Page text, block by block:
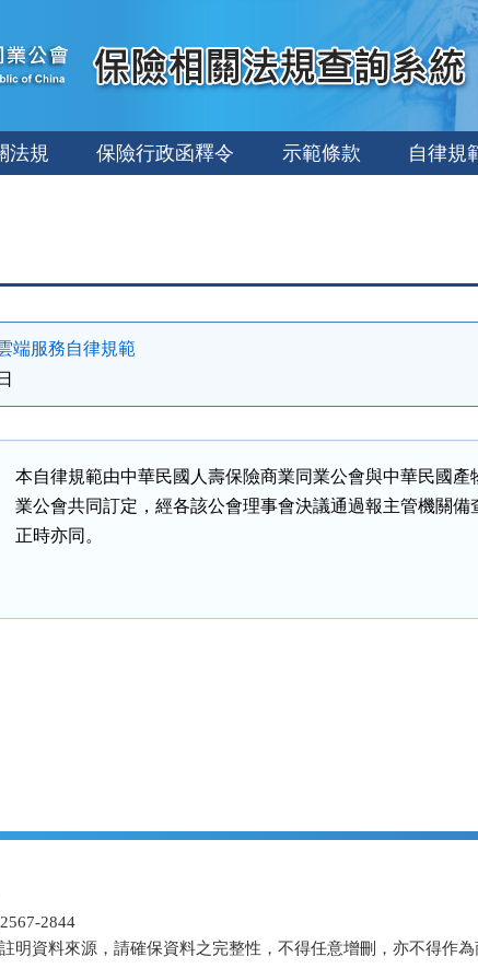
法規 保險行政函釋令 示範條款 自律規
端服務自律規範
本自律規範由中華民國人壽保險商業同業公會與中華民國產
業公會共同訂定，經各該公會理事會決議通過報主管機關備
正時亦同。
2844
明資料來源，請確保資料之完整性，不得任意增刪，亦不得作為